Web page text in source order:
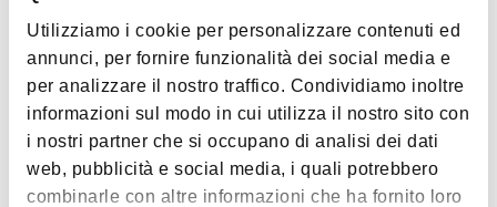
Utilizziamo i cookie per personalizzare contenuti ed
annunci, per fornire funzionalità dei social media e
per analizzare il nostro traffico. Condividiamo inoltre
informazioni sul modo in cui utilizza il nostro sito con
i nostri partner che si occupano di analisi dei dati
web, pubblicità e social media, i quali potrebbero
combinarle con altre informazioni che ha fornito loro
Raduno a partire dalle 20:00, partenza alle 20:30 puntuali,
rientro alle 23
Immagini